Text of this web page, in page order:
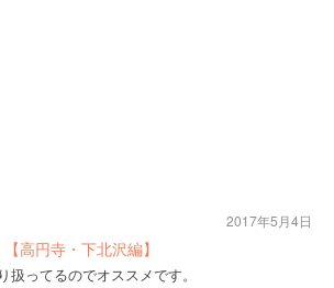
高円寺・下北沢編】
扱ってるのでオススメです。
2017年5月4日